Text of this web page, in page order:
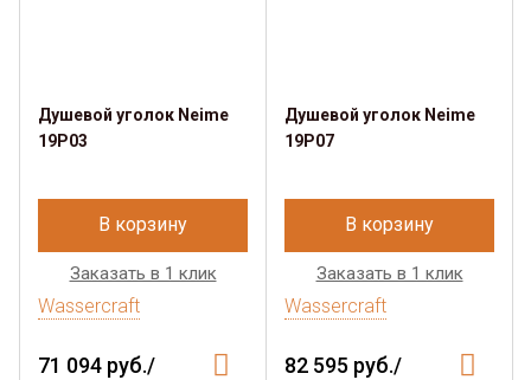
Душевой уголок Neime
19P03
В корзину
Заказать в 1 клик
Wassercraft
71 094 руб./
Душевой уголок Neime
19P07
В корзину
Заказать в 1 клик
Wassercraft
82 595 руб./